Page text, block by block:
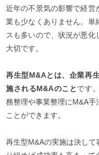
近年の不景気の影響で経営
業も少なくありません。単
スも多いので、状況が悪
大切です。
再生型M&Aとは、企業再
施されるM&Aのことです
務整理や事業整理にM&A
ことができます。
再生型M&Aの実施は決し